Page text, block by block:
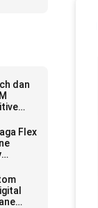
dan
Flex